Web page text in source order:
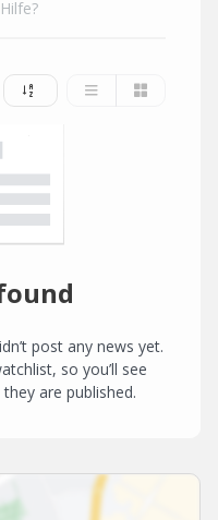
post any news yet.
so you’ll see
are published.